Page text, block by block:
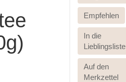
Empfehlen
In die
Lieblingsliste
Auf den
Merkzettel